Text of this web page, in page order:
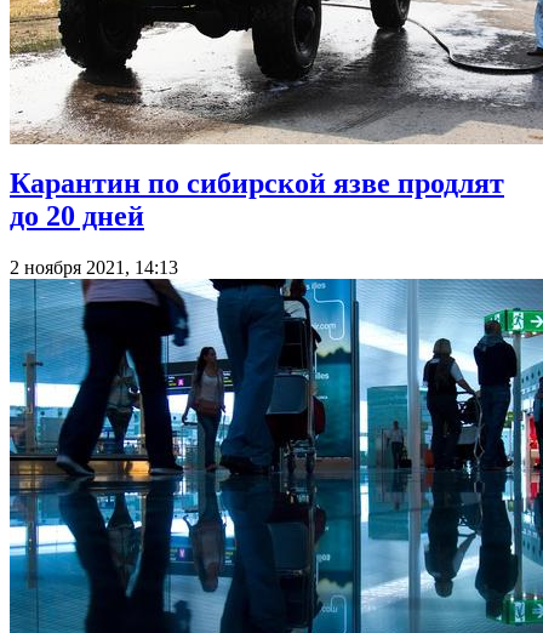
Карантин по сибирской язве продлят
до 20 дней
2 ноября 2021, 14:13